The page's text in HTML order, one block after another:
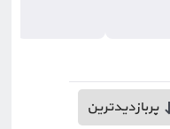
پربازدیدترین